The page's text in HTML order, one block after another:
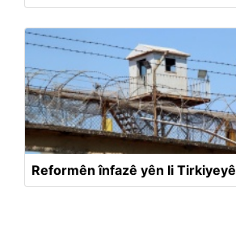
Reformên înfazê yên li Tirkiyeyê